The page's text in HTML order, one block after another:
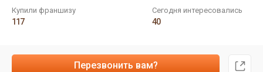
Купили франшизу
117
Сегодня интересовались
40
Перезвонить вам?